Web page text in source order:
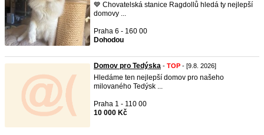
💙 Chovatelská stanice Ragdollů hledá ty nejlepší
domovy ...
Praha 6 - 160 00
Dohodou
Domov pro Tedýska - TOP - [9.8. 2026]
Hledáme ten nejlepší domov pro našeho
milovaného Tedýsk ...
Praha 1 - 110 00
10 000 Kč